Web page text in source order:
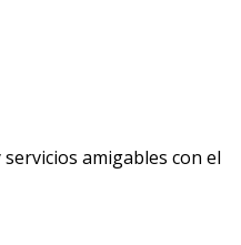
amigables con el